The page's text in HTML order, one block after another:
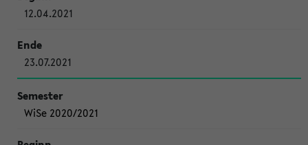
12.04.2021
23.07.2021
WiSe 2020/2021